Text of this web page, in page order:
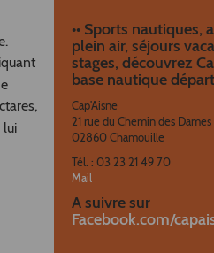
lui
•• Sports nautiques,
plein air, séjours
stages, découvrez
base nautique
Cap'Aisne
21 rue du Chemin des Dames
02860 Chamouille
Tél. : 03 23 21 49 70
Mail
A suivre sur
Facebook.com/